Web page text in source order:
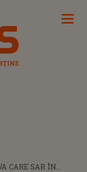
CARE SAR ÎN